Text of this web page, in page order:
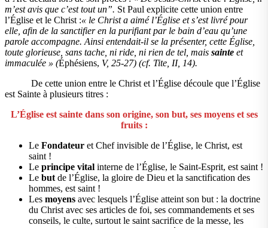
m’est avis que c’est tout un”. St Paul explicite cette union entre
l’Église et le Christ :« le Christ a aimé l’Église et s’est livré pour
elle, afin de la sanctifier en la purifiant par le bain d’eau qu’une
parole accompagne. Ainsi entendait-il se la présenter, cette Église,
toute glorieuse, sans tache, ni ride, ni rien de tel, mais sainte et
immaculée » (Éphésiens, V, 25-27) (cf. Tite, II, 14).
De cette union entre le Christ et l’Église découle que l’Église
est Sainte à plusieurs titres :
L’Église est sainte dans son origine, son but, ses moyens et ses
fruits :
Le Fondateur et Chef invisible de l’Église, le Christ, est
saint !
Le principe vital interne de l’Église, le Saint-Esprit, est saint !
Le but de l’Église, la gloire de Dieu et la sanctification des
hommes, est saint !
Les moyens avec lesquels l’Église atteint son but : la doctrine
du Christ avec ses articles de foi, ses commandements et ses
conseils, le culte, surtout le saint sacrifice de la messe, les